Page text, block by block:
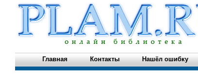
Главная Контакты Нашёл ошибку